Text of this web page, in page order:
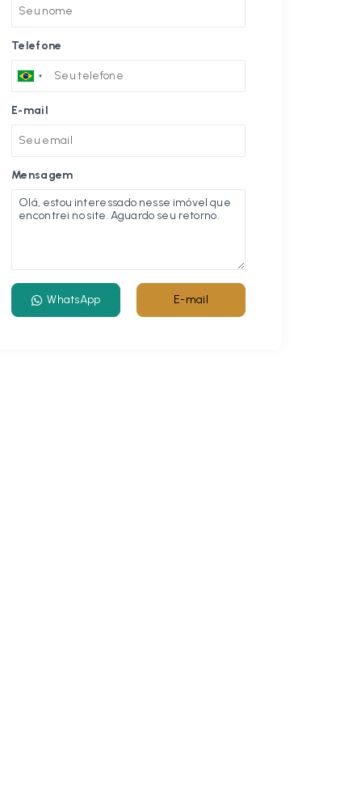
Telefone
E-mail
Mensagem
WhatsApp E-mail